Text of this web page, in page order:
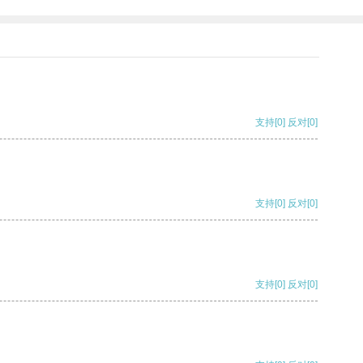
支持[0] 反对[0]
支持[0] 反对[0]
支持[0] 反对[0]